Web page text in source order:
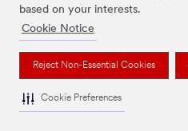
based on your interests.
Cookie Notice
Reject Non-Essential Cookies
Cookie Preferences